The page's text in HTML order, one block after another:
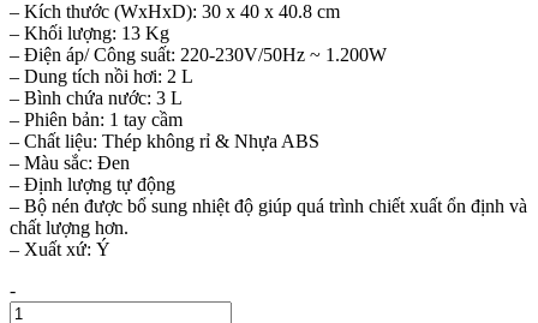
– Kích thước (WxHxD): 30 x 40 x 40.8 cm
– Khối lượng: 13 Kg
– Điện áp/ Công suất: 220-230V/50Hz ~ 1.200W
– Dung tích nồi hơi: 2 L
– Bình chứa nước: 3 L
– Phiên bản: 1 tay cầm
– Chất liệu: Thép không rỉ & Nhựa ABS
– Màu sắc: Đen
– Định lượng tự động
– Bộ nén được bổ sung nhiệt độ giúp quá trình chiết xuất ổn định và
chất lượng hơn.
– Xuất xứ: Ý
Số
lượng
-